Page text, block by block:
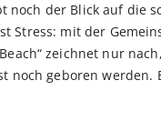
der Blick auf die
mit der
zeichnet nur
geboren